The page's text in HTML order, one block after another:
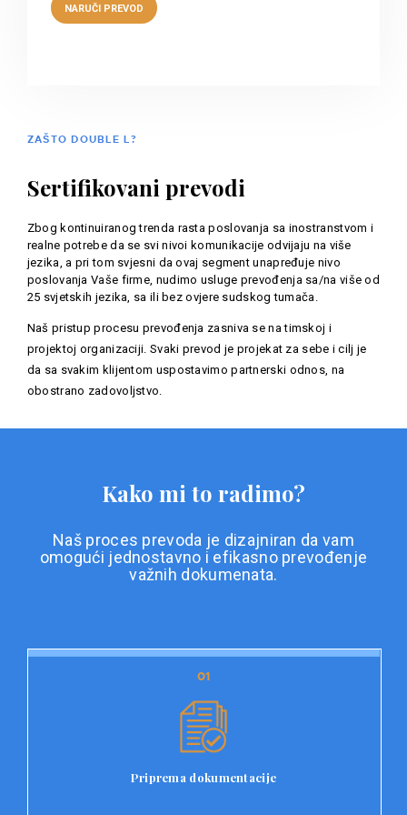
ZAŠTO DOUBLE L?
Sertifikovani prevodi
Zbog kontinuiranog trenda rasta poslovanja sa inostranstvom i
realne potrebe da se svi nivoi komunikacije odvijaju na više
jezika, a pri tom svjesni da ovaj segment unapređuje nivo
poslovanja Vaše firme, nudimo usluge prevođenja sa/na više od
25 svjetskih jezika, sa ili bez ovjere sudskog tumača.
Naš pristup procesu prevođenja zasniva se na timskoj i
projektoj organizaciji. Svaki prevod je projekat za sebe i cilj je
da sa svakim klijentom uspostavimo partnerski odnos, na
obostrano zadovoljstvo.
Kako mi to radimo?
Naš proces prevoda je dizajniran da vam
omogući jednostavno i efikasno prevođenje
važnih dokumenata.
01
Priprema dokumentacije
01
Prvi korak u našem procesu prevoda je priprema
dokumentacije. Korisnici jednostavno učitavaju svoje
dokumenta, kao i specifične zahtjeve za prevod.